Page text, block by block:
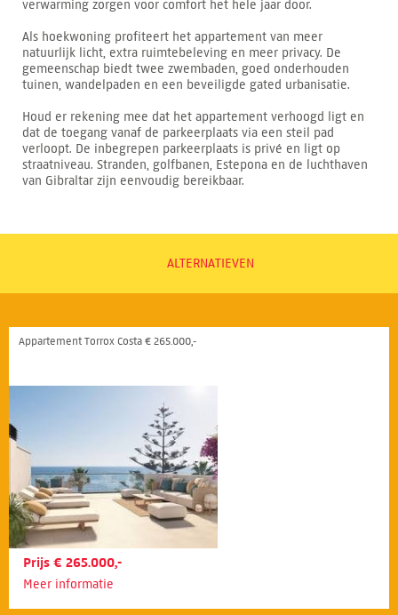
verwarming zorgen voor comfort het hele jaar door.
Als hoekwoning profiteert het appartement van meer
natuurlijk licht, extra ruimtebeleving en meer privacy. De
gemeenschap biedt twee zwembaden, goed onderhouden
tuinen, wandelpaden en een beveiligde gated urbanisatie.
Houd er rekening mee dat het appartement verhoogd ligt en
dat de toegang vanaf de parkeerplaats via een steil pad
verloopt. De inbegrepen parkeerplaats is privé en ligt op
straatniveau. Stranden, golfbanen, Estepona en de luchthaven
van Gibraltar zijn eenvoudig bereikbaar.
ALTERNATIEVEN
Appartement Torrox Costa € 265.000,-
Prijs € 265.000,-
Meer informatie